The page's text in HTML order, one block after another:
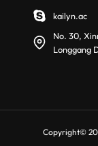
kailyn.ac
No. 30,
Longgang
Copyright©